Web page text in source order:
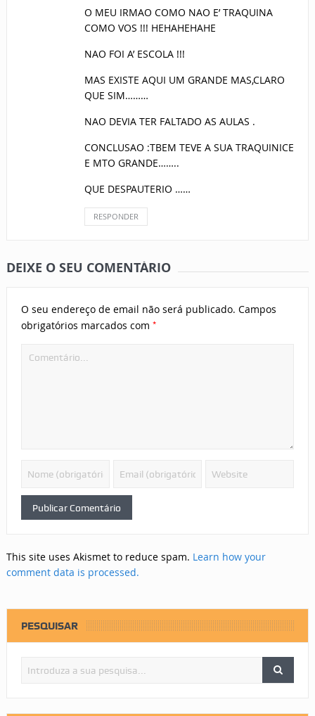
O MEU IRMAO COMO NAO E’ TRAQUINA
COMO VOS !!! HEHAHEHAHE
NAO FOI A’ ESCOLA !!!
MAS EXISTE AQUI UM GRANDE MAS,CLARO
QUE SIM………
NAO DEVIA TER FALTADO AS AULAS .
CONCLUSAO :TBEM TEVE A SUA TRAQUINICE
E MTO GRANDE……..
QUE DESPAUTERIO ……
RESPONDER
DEIXE O SEU COMENTÁRIO
O seu endereço de email não será publicado. Campos
obrigatórios marcados com *
This site uses Akismet to reduce spam. Learn how your
comment data is processed.
PESQUISAR